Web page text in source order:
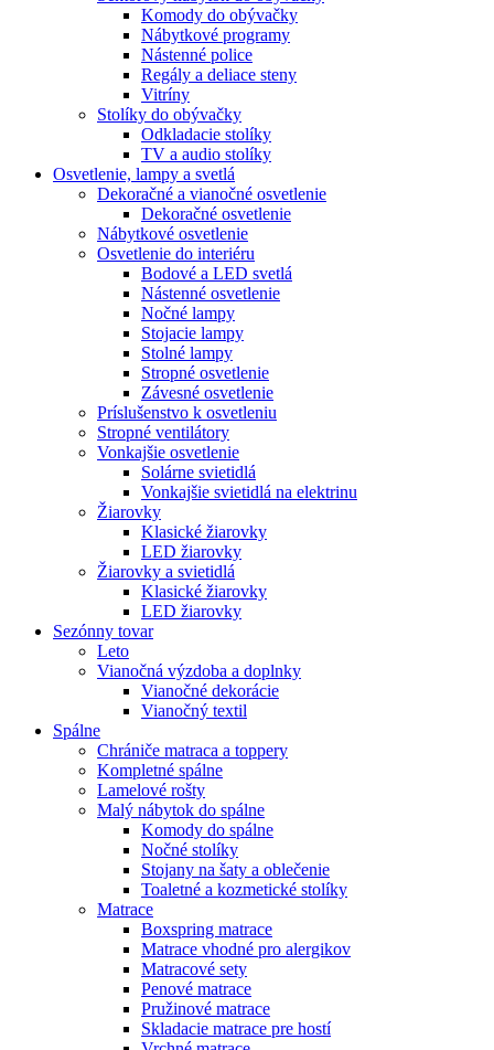
Komody do obývačky
Nábytkové programy
Nástenné police
Regály a deliace steny
Vitríny
Stolíky do obývačky
Odkladacie stolíky
TV a audio stolíky
Osvetlenie, lampy a svetlá
Dekoračné a vianočné osvetlenie
Dekoračné osvetlenie
Nábytkové osvetlenie
Osvetlenie do interiéru
Bodové a LED svetlá
Nástenné osvetlenie
Nočné lampy
Stojacie lampy
Stolné lampy
Stropné osvetlenie
Závesné osvetlenie
Príslušenstvo k osvetleniu
Stropné ventilátory
Vonkajšie osvetlenie
Solárne svietidlá
Vonkajšie svietidlá na elektrinu
Žiarovky
Klasické žiarovky
LED žiarovky
Žiarovky a svietidlá
Klasické žiarovky
LED žiarovky
Sezónny tovar
Leto
Vianočná výzdoba a doplnky
Vianočné dekorácie
Vianočný textil
Spálne
Chrániče matraca a toppery
Kompletné spálne
Lamelové rošty
Malý nábytok do spálne
Komody do spálne
Nočné stolíky
Stojany na šaty a oblečenie
Toaletné a kozmetické stolíky
Matrace
Boxspring matrace
Matrace vhodné pro alergikov
Matracové sety
Penové matrace
Pružinové matrace
Skladacie matrace pre hostí